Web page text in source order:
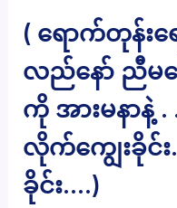
( ရောက်တုန်း
လည်နော် ညီ
ကို အားမနာနဲ့
လိုက်ကျွေးခိုင်
ခိုင်း….)